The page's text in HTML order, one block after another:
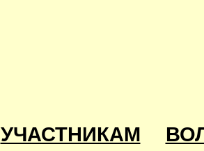
УЧАСТНИКАМ